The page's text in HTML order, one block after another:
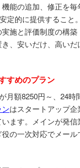
能の追加、修正を毎
定的に提供すること
実施と評価制度の構
、安いだけ、高いだ
すめのプラン
月額8250円～、24時
はスタートアップ
ます。メインが発
の一次対応でメー